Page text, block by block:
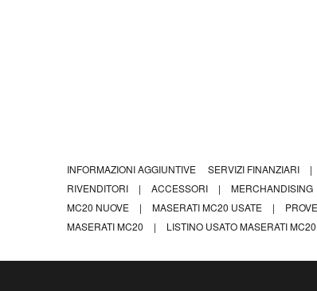
INFORMAZIONI AGGIUNTIVE SERVIZI FINANZIARI |
RIVENDITORI
| ACCESSORI | MERCHANDISING
MC20 NUOVE
| MASERATI MC20 USATE |
MASERATI MC20
| LISTINO USATO MASERATI